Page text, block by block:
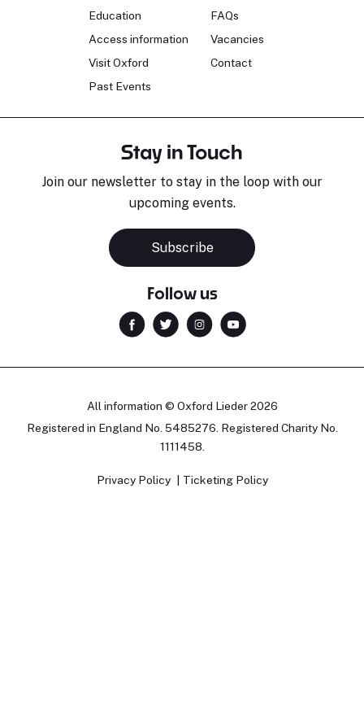
Education
Access information
Visit Oxford
Past Events
FAQs
Vacancies
Contact
Stay in Touch
Join our newsletter to stay in the loop with our
upcoming events.
Subscribe
Follow us
All information © Oxford Lieder 2026
Registered in England No. 5485276. Registered Charity No.
1111458.
Privacy Policy Ticketing Policy